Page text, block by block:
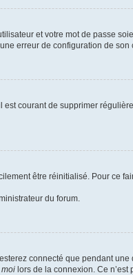
et votre mot de passe
erreur de configuration de son
est courant de supprimer
être réinitialisé. Pour ce
du forum.
connecté que pendant
lors de la connexion. Ce